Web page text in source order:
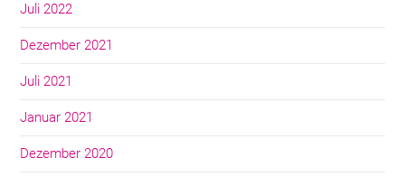
Juli 2022
Dezember 2021
Juli 2021
Januar 2021
Dezember 2020